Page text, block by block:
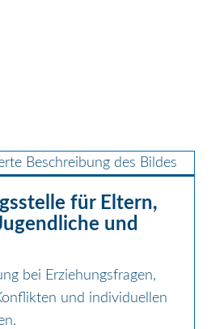
für Eltern,
und
bei Erziehungsfragen,
und individuellen